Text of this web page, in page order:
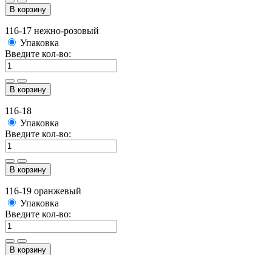
В корзину
116-17 нежно-розовый
Упаковка
Введите кол-во:
В корзину
116-18
Упаковка
Введите кол-во:
В корзину
116-19 оранжевый
Упаковка
Введите кол-во:
В корзину